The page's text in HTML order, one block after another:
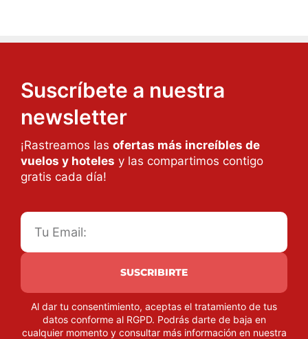
Suscríbete a nuestra
newsletter
¡Rastreamos las ofertas más increíbles de
vuelos y hoteles y las compartimos contigo
gratis cada día!
SUSCRIBIRTE
Al dar tu consentimiento, aceptas el tratamiento de tus
datos conforme al RGPD. Podrás darte de baja en
cualquier momento y consultar más información en nuestra